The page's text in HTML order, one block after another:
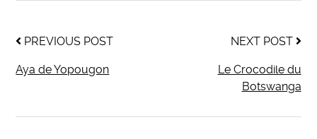
PREVIOUS POST
Aya de Yopougon
NEXT POST
Le Crocodile du
Botswanga